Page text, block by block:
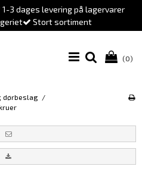
1-3 dages levering på lagervarer
Stort sortiment
(0)
dørbeslag /